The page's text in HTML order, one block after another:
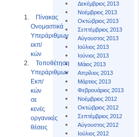
Δεκέμβριος 2013
Νοέμβριος 2013
Οκτώβριος 2013
Σεπτέμβριος 2013
Αύγουστος 2013
Ιούλιος 2013
Ιούνιος 2013
Μάιος 2013
Απρίλιος 2013
Μάρτιος 2013
Φεβρουάριος 2013
Νοέμβριος 2012
Οκτώβριος 2012
Σεπτέμβριος 2012
Αύγουστος 2012
Ιούλιος 2012
Πίνακας
Ονομαστικά
Υπεράριθμων
εκπ/
κών
Τοποθέτηση
Υπεράριθμων
Εκπ/
κών
σε
κενές
οργανικές
θέσεις